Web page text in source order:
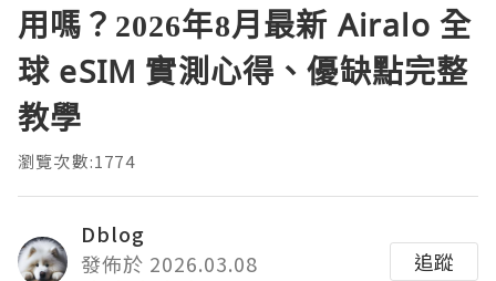
用嗎？2026年8月最新 Airalo 全
球 eSIM 實測心得、優缺點完整
教學
瀏覽次數:1774
Dblog
發佈於 2026.03.08
追蹤